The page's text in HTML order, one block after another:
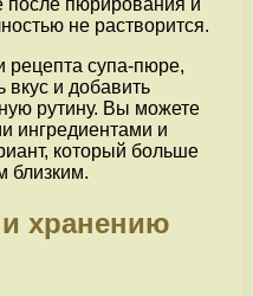
не растворится.
рецепта супа-пюре,
вкус и добавить
рутину. Вы можете
ингредиентами и
который больше
близким.
хранению